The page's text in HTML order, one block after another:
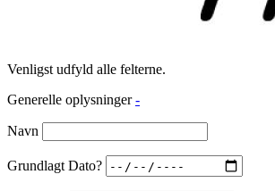
Venligst udfyld alle felterne.
Generelle oplysninger -
Navn
Grundlagt Dato?